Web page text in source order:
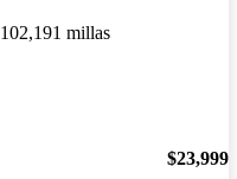
102,191 millas
$23,999